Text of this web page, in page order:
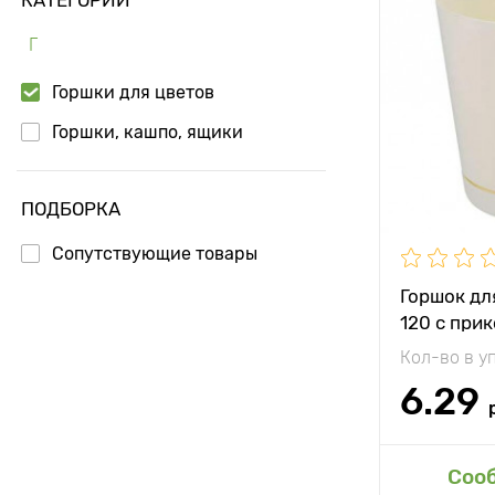
Г
Горшки для цветов
Горшки, кашпо, ящики
ПОДБОРКА
Сопутствующие товары
Горшок
120 с
Кол-во в
6.29